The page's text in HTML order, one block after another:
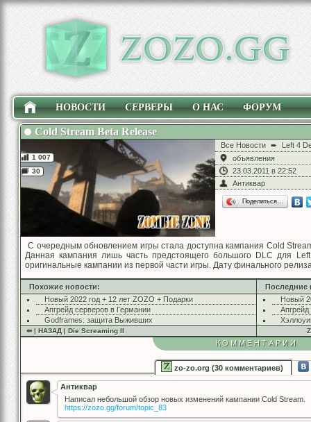
НОВОСТИ СЕРВЕРЫ О НАС ФОРУМ
Cold Stream Beta Release
Все Новости ➨
Left 4
объявления
23.03.2011 в 22:52
Антиквар
Поделиться…
С очередным обновлением игры стала доступна кампания Cold
Данная кампания лишь часть предстоящего большого DLC для
оригинальные кампании из первой части игры. Дату финального
1 007
30
Похожие новости:
Новый 2022 год + 12 лет ZOZO + Подарки
Апгрейд серверов в Германии
Godframes: защита Выживших
Последние
Новый
⇚ | НАЗАД | Die Screaming II
КОММЕНТАРИИ
zo-zo.org (30 комментариев)
Антиквар
Написал небольшой обзор новых изменений кампании Cold Stream.
https://zozo.gg/forum/topic_83